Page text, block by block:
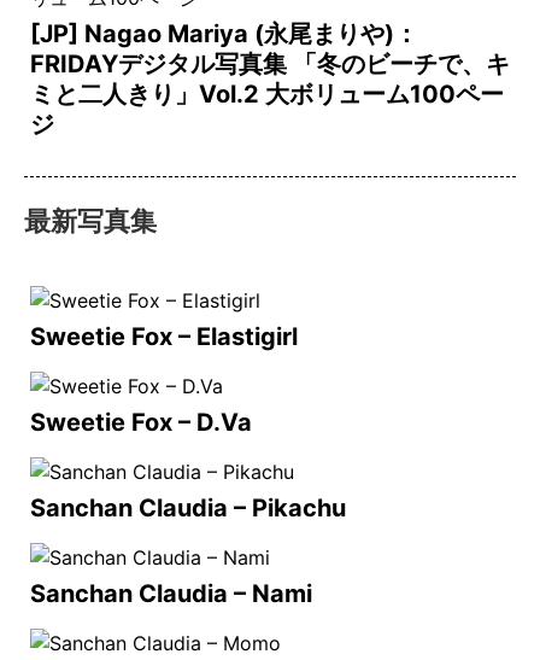
[JP] Nagao Mariya (永尾まりや)：
FRIDAYデジタル写真集 「冬のビーチで、キ
ミと二人きり」Vol.2 大ボリューム100ペー
ジ
最新写真集
Sweetie Fox – Elastigirl
Sweetie Fox – D.Va
Sanchan Claudia – Pikachu
Sanchan Claudia – Nami